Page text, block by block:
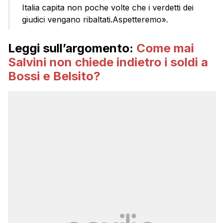
Italia capita non poche volte che i verdetti dei
giudici vengano ribaltati.Aspetteremo».
Leggi sull’argomento: Come mai
Salvini non chiede indietro i soldi a
Bossi e Belsito?